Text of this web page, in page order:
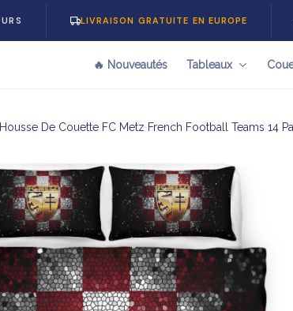
LIVRAISON GRATUITE EN EUROPE -5%
🔥 Nouveautés Tableaux
Housse De Couette FC Metz French Football Teams 14